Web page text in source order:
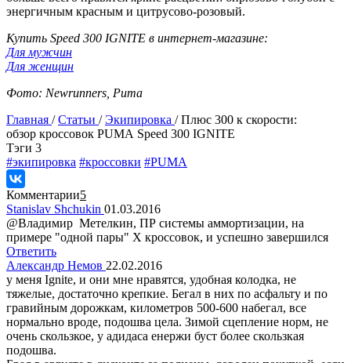
энергичным красным и цитрусово-розовый.
Купить Speed 300 IGNITE в интернет-магазине:
Для мужчин
Для женщин
Фото: Newrunners, Puma
Главная /Статьи /Экипировка /Плюс 300 к скорости:
обзор кроссовок PUMA Speed 300 IGNITE
Tэги 3
#экипировка #кроссовки #PUMA
Комментарии5
Stanislav Shchukin 01.03.2016
@Владимир Метелкин, ПР системы аммортизации, на
примере "одной пары" Х кроссовок, и успешно завершился
Ответить
Александр Немов 22.02.2016
у меня Ignite, и они мне нравятся, удобная колодка, не
тяжелые, достаточно крепкие. Бегал в них по асфальту и по
гравийным дорожкам, километров 500-600 набегал, все
нормально вроде, подошва цела. Зимой сцепление норм, не
очень скользкое, у адидаса енержи буст более скользкая
подошва.